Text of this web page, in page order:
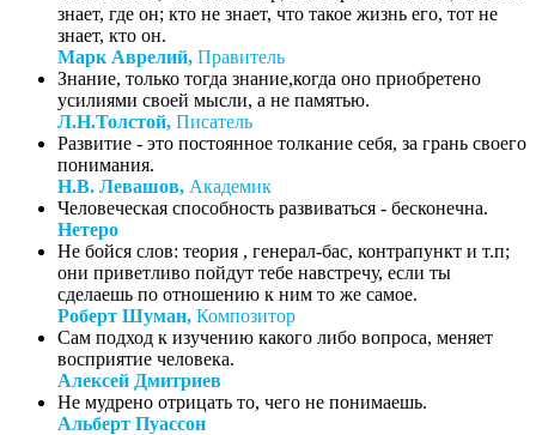
знает, где он; кто не знает, что такое жизнь его, тот не
знает, кто он.
Марк Аврелий, Правитель
Знание, только тогда знание,когда оно приобретено
усилиями своей мысли, а не памятью.
Л.Н.Толстой, Писатель
Развитие - это постоянное толкание себя, за грань своего
понимания.
Н.В. Левашов, Академик
Человеческая способность развиваться - бесконечна.
Нетеро
Не бойся слов: теория , генерал-бас, контрапункт и т.п;
они приветливо пойдут тебе навстречу, если ты
сделаешь по отношению к ним то же самое.
Роберт Шуман, Композитор
Сам подход к изучению какого либо вопроса, меняет
восприятие человека.
Алексей Дмитриев
Не мудрено отрицать то, чего не понимаешь.
Альберт Пуассон